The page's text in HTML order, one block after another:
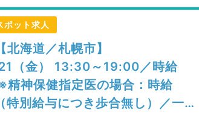
ポット求人
海道／札幌市】
（金） 13:30～19:00／時給
神保健指定医の場合：時給
別給与につき歩合無し）／一般